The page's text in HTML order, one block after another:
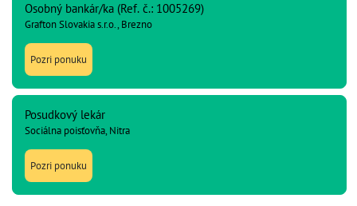
Osobný bankár/ka (Ref. č.: 1005269)
Grafton Slovakia s.r.o., Brezno
Pozri ponuku
Posudkový lekár
Sociálna poisťovňa, Nitra
Pozri ponuku